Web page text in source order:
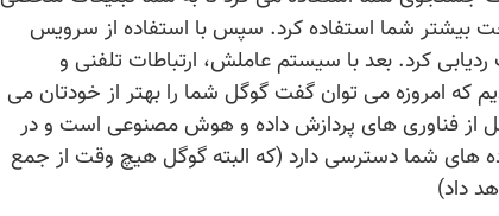
بیشتر شما استفاده کرد. سپس با استفاده از سرویس
کرد. بعد با سیستم عاملش، ارتباطات تلفنی و
که امروزه می توان گفت گوگل شما را بهتر از خودتان می
از فناوری های پردازش داده و هوش مصنوعی است و در
های شما دسترسی دارد (که البته گوگل هیچ وقت از جمع
داد)